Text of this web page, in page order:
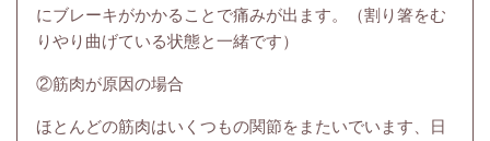
にブレーキがかかることで痛みが出ます。（割り箸をむ
りやり曲げている状態と一緒です）
②筋肉が原因の場合
ほとんどの筋肉はいくつもの関節をまたいでいます、日